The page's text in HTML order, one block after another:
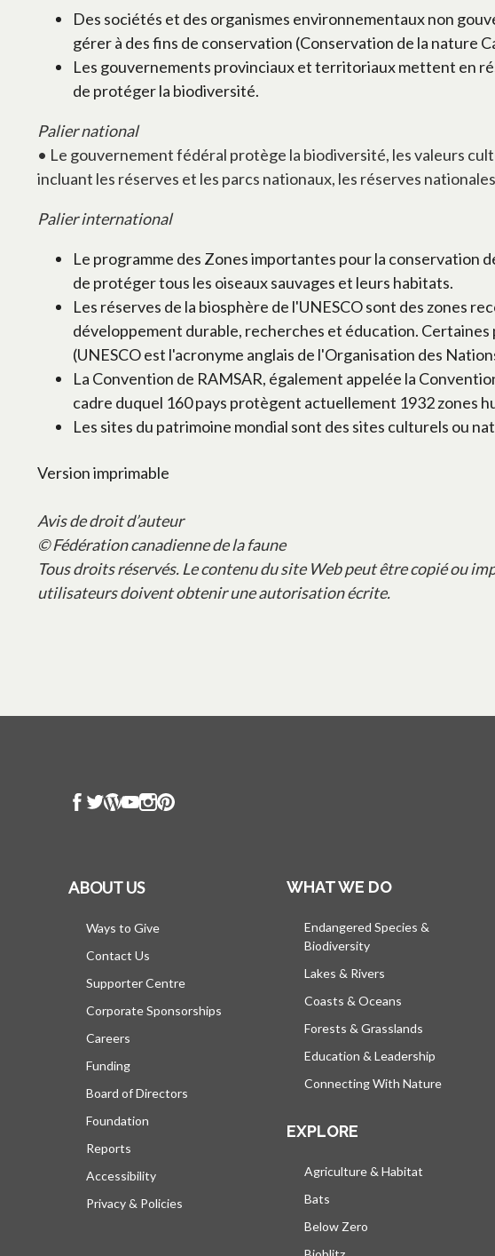
Des sociétés et des organismes environnementaux non
gérer à des fins de conservation (Conservation de la nature
Les gouvernements provinciaux et territoriaux mettent en
de protéger la biodiversité.
Palier national
• Le gouvernement fédéral protège la biodiversité, les valeurs
incluant les réserves et les parcs nationaux, les réserves
Palier international
Le programme des Zones importantes pour la conservation
de protéger tous les oiseaux sauvages et leurs habitats.
Les réserves de la biosphère de l'UNESCO sont des zones
développement durable, recherches et éducation.
(UNESCO est l'acronyme anglais de l'Organisation des
La Convention de RAMSAR, également appelée la
cadre duquel 160 pays protègent actuellement 1932 zones
Les sites du patrimoine mondial sont des sites culturels ou
Version imprimable
Avis de droit d’auteur
© Fédération canadienne de la faune
Tous droits réservés. Le contenu du site Web peut être copié ou
utilisateurs doivent obtenir une autorisation écrite.
ABOUT US
Ways to Give
Contact Us
Supporter Centre
Corporate Sponsorships
Careers
Funding
Board of Directors
Foundation
Reports
Accessibility
Privacy & Policies
WHAT WE DO
Endangered Species &
Biodiversity
Lakes & Rivers
Coasts & Oceans
Forests & Grasslands
Education & Leadership
Connecting With Nature
EXPLORE
Agriculture & Habitat
Bats
Below Zero